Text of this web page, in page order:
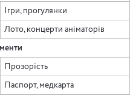
Ігри, прогулянки
Лото, концерти аніматорів
Прозорість
Паспорт, медкарта